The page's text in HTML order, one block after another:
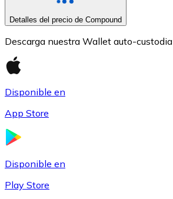
Detalles del precio de Compound
Descarga nuestra Wallet auto-custodia
Disponible en
App Store
Disponible en
Play Store